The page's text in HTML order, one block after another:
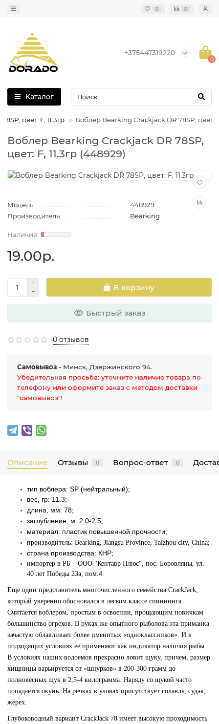
0 0
+375447319220
0
Каталог
цвет: F, 11.3гр Воблер Bearking Crackjack DR 78SP, цвет:
Воблер Bearking Crackjack DR 78SP,
цвет: F, 11.3гр (448929)
Модель:
448929
Производитель:
Bearking
19.00р.
В корзину
Быстрый заказ
0 отзывов
Самовывоз - Минск, Дзержинского 94.
Убедительная просьба: уточните наличие товара по
телефону или оформите заказ с методом доставки
"самовывоз"!
Описание Отзывы 0 Вопрос-ответ 0
тип воблера: SP (нейтральный);
вес, гр: 11.3;
длина, мм: 78;
заглубление, м: 2.0-2.5;
материал: пластик повышенной прочности;
производитель: Bearking, Jiangsu Province, Taizhou city, China;
страна производства: КНР;
импортер в РБ – ООО "Кентавр Плюс", пос. Боровляны, ул.
40 лет Победы 23а, пом.4.
Еще один представитель многочисленного семейства CrackJack,
который уверенно обосновался в легком классе спиннинга.
Считается воблером, простым в освоении, прощающим новичкам
большинство огрехов. В руках же опытного рыболова эта приманка
зачастую облавливает более именитых «одноклассников». И в
подходящих условиях ее применяют как индикатор наличия рыбы.
В условиях наших водоемов прекрасно ловит щуку, причем, размер
хищницы варьируется от «шнурков» в 200-300 грамм до
полновесных щук в 2,5-4 килограмма. Наряду со щукой часто
попадается окунь. На речках в уловах присутствует голавль, судак,
жерех.
Глубоководный вариант CrackJack 78 имеет высокую проходимость